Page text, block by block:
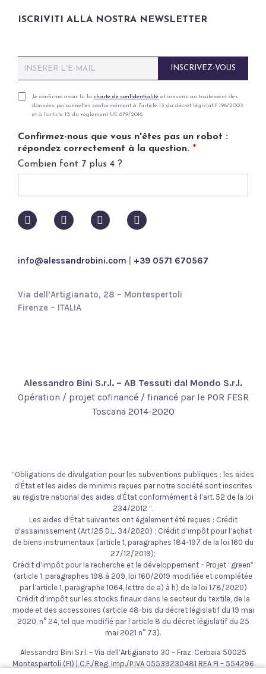
ISCRIVITI ALLA NOSTRA NEWSLETTER
m
iP
v
a
y
i
c
Je confirme avoir lu la charte de confidentialité et consens au traitement des
données personnelles conformément à l'article 13 du décret législatif 196/2003
et à l'article 13 du règlement UE 679/2016.
Confirmez-nous que vous n'êtes pas un robot :
répondez correctement à la question. *
Combien font 7 plus 4 ?
INSCRIVEZ-VOUS
info@alessandrobini.com +39 0571 670567
Via dell’Artigianato, 28 – Montespertoli
Firenze – ITALIA
Alessandro Bini S.r.l. – AB Tessuti dal Mondo S.r.l.
Opération / projet cofinancé / financé par le POR FESR
Toscana 2014-2020
“Obligations de divulgation pour les subventions publiques : les aides
d’État et les aides de minimis reçues par notre société sont inscrites
au registre national des aides d’État conformément à l’art. 52 de la loi
234/2012 “.
Les aides d’État suivantes ont également été reçues : Crédit
d’assainissement (Art.125 D.L. 34/2020) ; Crédit d’impôt pour l’achat
de biens instrumentaux (article 1, paragraphes 184-197 de la loi 160 du
27/12/2019);
Crédit d’impôt pour la recherche et le développement – Projet “green”
(article 1, paragraphes 198 à 209, loi 160/2019 modifiée et complétée
par l’article 1, paragraphe 1064, lettre de a) à h) de la loi 178/2020)
Crédit d’impôt sur les stocks finaux dans le secteur du textile, de la
mode et des accessoires (article 48-bis du décret législatif du 19 mai
2020, n° 24, tel que modifié par l’article 8 du décret législatif du 25
mai 2021 n° 73).
Alessandro Bini S.r.l. – Via dell’Artigianato 30 – Fraz. Cerbaia 50025
Montespertoli (FI) | C.F./Reg. Imp./P.IVA 05539230481 REA FI – 554296